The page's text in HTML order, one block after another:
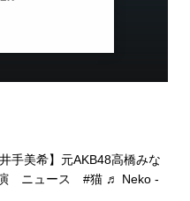
手美希】元AKB48高橋みな
演 ニュース #猫 ♬ Neko -